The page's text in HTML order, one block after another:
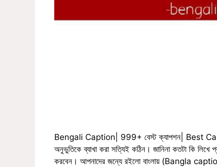
Bengali Caption| 999+ বেস্ট ক্যাপশন| Best
অনুভুতিকে ব্যাখা করা সত্যিই কঠিন। জানিনা কতটা কি লিখে
করবেন। আপনাদের জন্যে রইলো বাংলায় (Bangla